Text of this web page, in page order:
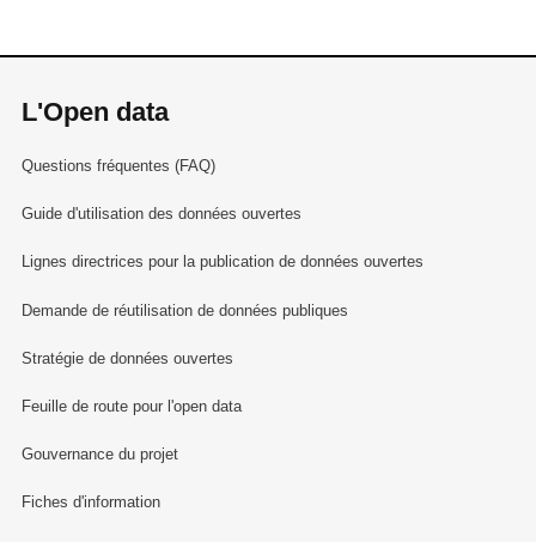
L'Open data
Questions fréquentes (FAQ)
Guide d'utilisation des données ouvertes
Lignes directrices pour la publication de données ouvertes
Demande de réutilisation de données publiques
Stratégie de données ouvertes
Feuille de route pour l'open data
Gouvernance du projet
Fiches d'information